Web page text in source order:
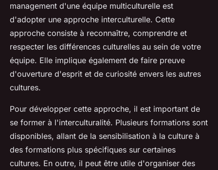
management d'une équipe multiculturelle est
d'adopter une approche interculturelle. Cette
approche consiste à reconnaître, comprendre et
respecter les différences culturelles au sein de votre
équipe. Elle implique également de faire preuve
d'ouverture d'esprit et de curiosité envers les autres
cultures.
Pour développer cette approche, il est important de
se former à l'interculturalité. Plusieurs formations sont
disponibles, allant de la sensibilisation à la culture à
des formations plus spécifiques sur certaines
cultures. En outre, il peut être utile d'organiser des